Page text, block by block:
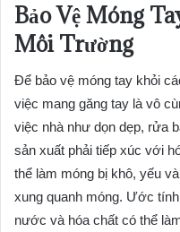
Bảo Vệ Móng
Môi Trường
Để bảo vệ móng tay khỏi
việc mang găng tay là vô
việc nhà như dọn dẹp, rửa
sản xuất phải tiếp xúc với
thể làm móng bị khô, yếu
xung quanh móng. Ước
nước và hóa chất có thể